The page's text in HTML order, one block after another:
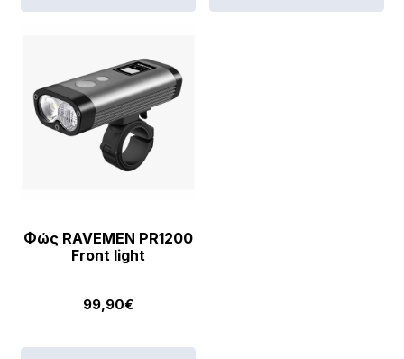
Φώς RAVEMEN PR1200
Front light
99,90€